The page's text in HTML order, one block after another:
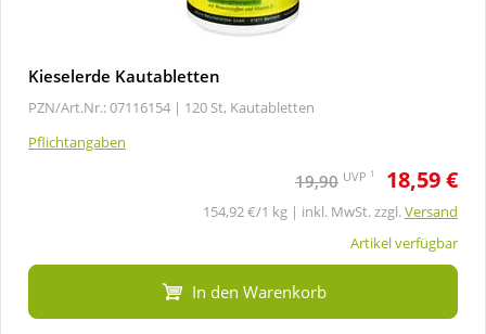
Kieselerde Kautabletten
PZN/Art.Nr.: 07116154 | 120 St, Kautabletten
Pflichtangaben
19,90 UVP 1 18,59 €
154,92 €/1 kg | inkl. MwSt. zzgl.Versand
Artikel verfügbar
In den Warenkorb